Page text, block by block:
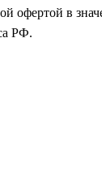
офертой в
РФ.